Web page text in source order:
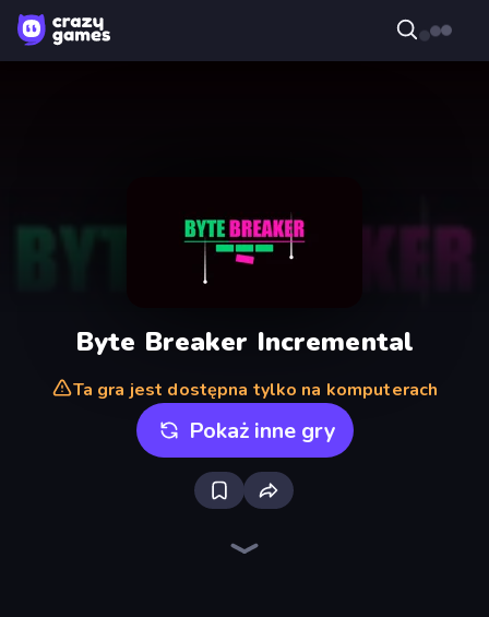
Byte Breaker Incremental
Ta gra jest dostępna tylko na komputerach
Pokaż inne gry